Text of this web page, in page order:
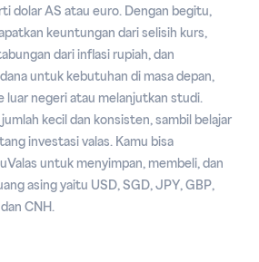
dolar AS atau euro. Dengan begitu,
keuntungan dari selisih kurs,
dari inflasi rupiah, dan
untuk kebutuhan di masa depan,
luar negeri atau melanjutkan studi.
kecil dan konsisten, sambil belajar
investasi valas. Kamu bisa
untuk menyimpan, membeli, dan
asing yaitu USD, SGD, JPY, GBP,
CNH.